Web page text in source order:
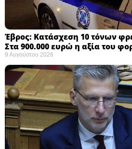
Έβρος: Κατάσχεση 10 τόνων
Στα 900.000 ευρώ η αξία του
9 Αυγούστου 2026